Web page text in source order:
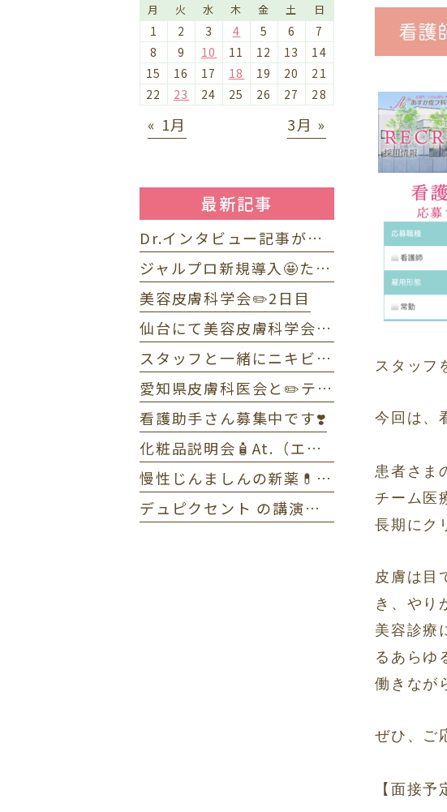
看護
スタッフ
今回は、
患者さま
チーム医
長期にク
皮膚は目
き、やり
美容診療
るあらゆ
働きなが
ぜひ、ご
【面接
月 火 水 木 金 土 日
1 2 3 4 5 6
7
8
9 10 11 12 13
14
15
16 17 18 19 20
21
22
23 24 25 26 27 28
« 1月 3月 »
最新記事
Dr.インタビュー記事が掲載されました⭐️
ジャルプロ新規導入🤩たるみ改善に「ジャルプロ・スーパーハイドロ」💉目元のくま・小じわに「ジャルプロヤングアイ」👀
美容皮膚科学会✏️2日目
仙台にて美容皮膚科学会✏️1日目
スタッフと一緒にニキビWEBセミナーで配信しました☺️
愛知県皮膚科医会と✏️テニス部OB・OG会🎾
看護助手さん募集中です❣️
化粧品説明会🧴At.（エーティー）とゼオスキンヘルス
慢性じんましんの新薬💊ラプシド✏️全体MTG
デュピクセント の講演をしました🎤アトピー性皮膚炎